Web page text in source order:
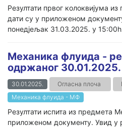
Резултати првог колоквијума
дати су у приложеном
понедјељак 31.03.2025. у
Механика флуида -
одржаног 30.01.2025.
30.01.2025. Огласна плоча
Механика флуида - МФ
Резултати испита из предмета
приложеном документу. Увид у